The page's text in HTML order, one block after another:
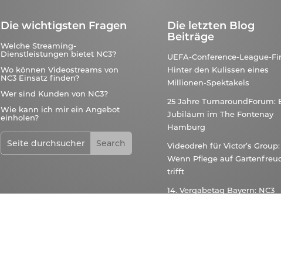
Die wichtigsten Fragen
Welche Streaming-
Dienstleistungen bietet NC3?
Wo können Videostreams von
NC3 Einsatz finden?
Wer sind Kunden von NC3?
Wie kann ich mir ein Angebot
einholen?
Die letzten Blog
Beiträge
UEFA-Conference-League-
Hinter den Kulissen eines
Millionen-Spektakels
25 Jahre TurnaroundForum:
Jubiläum im The Fontenay
Hamburg
Videodreh für Victor’s Group:
Wenn Pflege auf
trifft
14. Vergabetag Bayern: NC3